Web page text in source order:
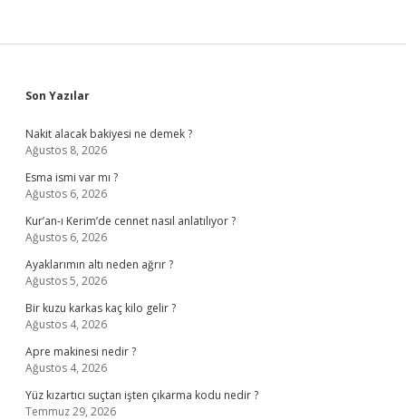
Sidebar
Son Yazılar
Nakit alacak bakiyesi ne demek ?
Ağustos 8, 2026
Esma ismi var mı ?
Ağustos 6, 2026
Kur’an-ı Kerim’de cennet nasıl anlatılıyor ?
Ağustos 6, 2026
Ayaklarımın altı neden ağrır ?
Ağustos 5, 2026
Bir kuzu karkas kaç kilo gelir ?
Ağustos 4, 2026
Apre makinesi nedir ?
Ağustos 4, 2026
Yüz kızartıcı suçtan işten çıkarma kodu nedir ?
Temmuz 29, 2026